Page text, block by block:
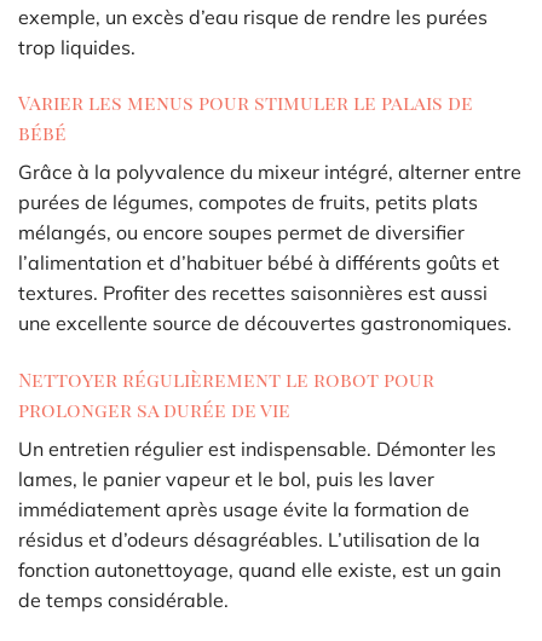
exemple, un excès d’eau risque de rendre les purées
trop liquides.
Varier les menus pour stimuler le palais de
bébé
Grâce à la polyvalence du mixeur intégré, alterner entre
purées de légumes, compotes de fruits, petits plats
mélangés, ou encore soupes permet de diversifier
l’alimentation et d’habituer bébé à différents goûts et
textures. Profiter des recettes saisonnières est aussi
une excellente source de découvertes gastronomiques.
Nettoyer régulièrement le robot pour
prolonger sa durée de vie
Un entretien régulier est indispensable. Démonter les
lames, le panier vapeur et le bol, puis les laver
immédiatement après usage évite la formation de
résidus et d’odeurs désagréables. L’utilisation de la
fonction autonettoyage, quand elle existe, est un gain
de temps considérable.